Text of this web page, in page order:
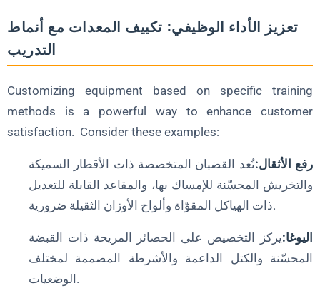
تعزيز الأداء الوظيفي: تكييف المعدات مع أنماط
التدريب
Customizing equipment based on specific training
methods is a powerful way to enhance customer
satisfaction. Consider these examples:
رفع الأثقال:تُعد القضبان المتخصصة ذات الأقطار السميكة
والتخريش المحسّنة للإمساك بها، والمقاعد القابلة للتعديل
ذات الهياكل المقوّاة وألواح الأوزان الثقيلة ضرورية.
اليوغا:يركز التخصيص على الحصائر المريحة ذات القبضة
المحسّنة والكتل الداعمة والأشرطة المصممة لمختلف
الوضعيات.